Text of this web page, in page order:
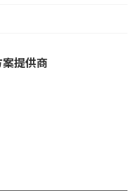
提供商